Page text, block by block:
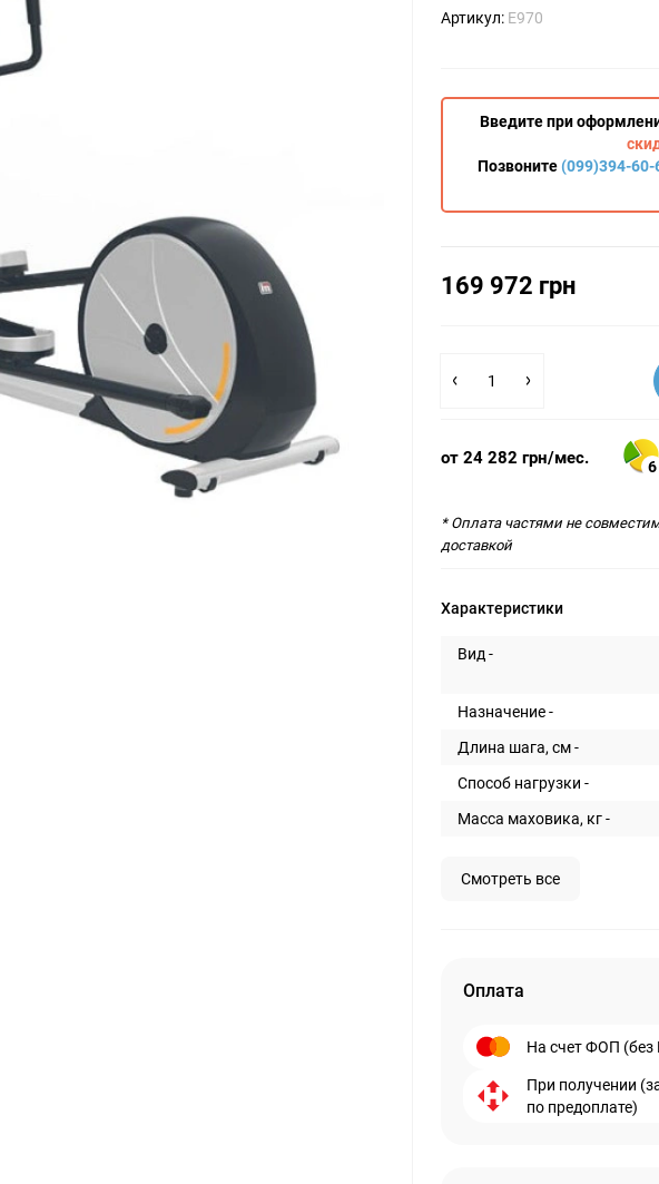
Артикул: E970
Введите при
Позвоните(099)394-60-
169 972 грн
от 24 282 грн/мес. 6
* Оплата частями не
доставкой
Характеристики
Вид -
Назначение -
Длина шага, см -
Способ нагрузки -
Масса маховика, кг -
Смотреть все
Оплата
На счет ФОП
При получении
по предоплате)